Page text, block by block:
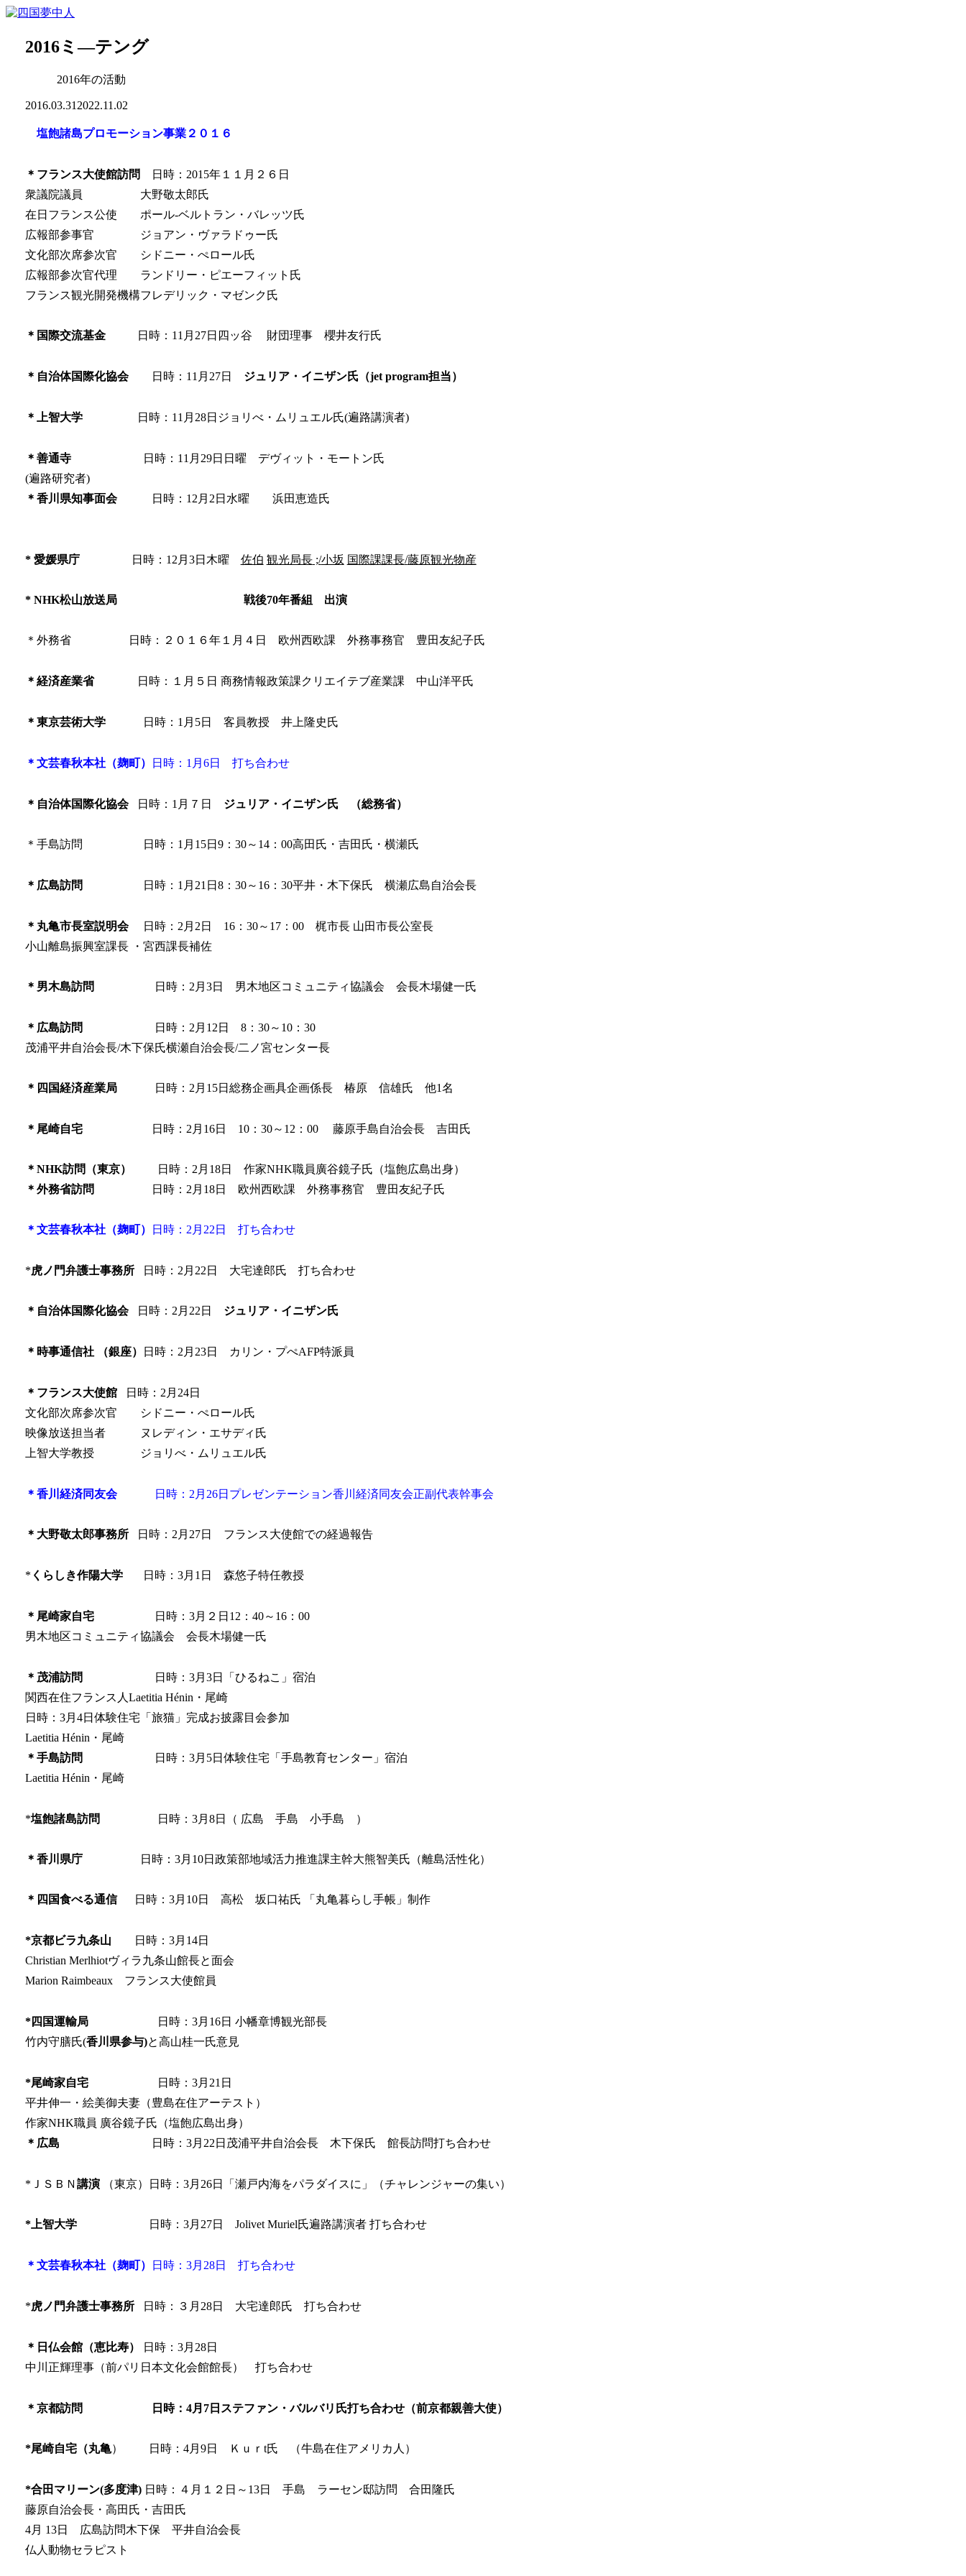
2016ミ―テング
2016年の活動
2016.03.31 2022.11.02
塩飽諸島プロモーション事業２０１６
＊フランス大使館訪問 日時：2015年１１月２６日
衆議院議員 大野敬太郎氏
在日フランス公使 ポール-ベルトラン・バレッツ氏
広報部参事官 ジョアン・ヴァラドゥー氏
文化部次席参次官 シドニー・ぺロール氏
広報部参次官代理 ランドリー・ピエーフィット氏
フランス観光開発機構フレデリック・マゼンク氏
＊国際交流基金 日時：11月27日四ッ谷 財団理事 櫻井友行氏
＊自治体国際化協会 日時：11月27日 ジュリア・イニザン氏（jet program担当）
＊上智大学 日時：11月28日ジョリべ・ムリュエル氏(遍路講演者)
＊善通寺
日時：11月29日日曜 デヴィット・モートン氏
(遍路研究者)
＊香川県知事面会
日時：12月2日水曜 浜田恵造氏
* 愛媛県庁 日時：12月3日木曜 佐伯 観光局長;/小坂 国際課課長/藤原観光物産
* NHK松山放送局 戦後70年番組 出演
＊外務省 日時：２０１６年１月４日 欧州西欧課 外務事務官 豊田友紀子氏
＊経済産業省日時：１月５日 商務情報政策課クリエイテブ産業課 中山洋平氏
＊東京芸術大学日時：1月5日 客員教授 井上隆史氏
＊文芸春秋本社（麹町） 日時：1月6日 打ち合わせ
＊自治体国際化協会 日時：1月７日 ジュリア・イニザン氏 （総務省）
＊手島訪問 日時：1月15日9：30～14：00高田氏・吉田氏・横瀬氏
＊広島訪問 日時：1月21日8：30～16：30平井・木下保氏 横瀬広島自治会長
＊丸亀市長室説明会
日時：2月2日 16：30～17：00 梶市長 山田市長公室長
小山離島振興室課長 ・宮西課長補佐
＊男木島訪問 日時：2月3日 男木地区コミュニティ協議会 会長木場健一氏
＊広島訪問
日時：2月12日 8：30～10：30
茂浦平井自治会長/木下保氏横瀬自治会長/二ノ宮センター長
＊四国経済産業局日時：2月15日総務企画具企画係長 椿原 信雄氏 他1名
＊尾崎自宅 日時：2月16日 10：30～12：00 藤原手島自治会長 吉田氏
＊NHK訪問（東京）
日時：2月18日 作家NHK職員廣谷鏡子氏（塩飽広島出身）
＊外務省訪問
日時：2月18日 欧州西欧課 外務事務官 豊田友紀子氏
＊文芸春秋本社（麹町） 日時：2月22日 打ち合わせ
*虎ノ門弁護士事務所 日時：2月22日 大宅達郎氏 打ち合わせ
＊自治体国際化協会 日時：2月22日 ジュリア・イニザン氏
＊時事通信社 （銀座） 日時：2月23日 カリン・プぺAFP特派員
＊フランス大使館
日時：2月24日
文化部次席参次官 シドニー・ぺロール氏
映像放送担当者 ヌレディン・エサディ氏
上智大学教授 ジョリべ・ムリュエル氏
＊ 香川経済同友会日時：2月26日プレゼンテーション香川経済同友会正副代表幹事会
＊大野敬太郎事務所 日時：2月27日 フランス大使館での経過報告
* くらしき作陽大学 日時：3月1日 森悠子特任教授
＊尾崎家自宅
日時：3月２日12：40～16：00
男木地区コミュニティ協議会 会長木場健一氏
＊茂浦訪問
日時：3月3日「ひるねこ」宿泊
関西在住フランス人Laetitia Hénin・尾崎
日時：3月4日体験住宅「旅猫」完成お披露目会参加
Laetitia Hénin・尾崎
＊手島訪問 日時：3月5日体験住宅「手島教育センター」宿泊
Laetitia Hénin・尾崎
*塩飽諸島訪問 日時：3月8日（ 広島 手島 小手島 ）
＊香川県庁 日時：3月10日政策部地域活力推進課主幹大熊智美氏（離島活性化）
＊四国食べる通信 日時：3月10日 高松 坂口祐氏 「丸亀暮らし手帳」制作
*京都ビラ九条山
日時：3月14日
Christian Merlhiotヴィラ九条山館長と面会
Marion Raimbeaux フランス大使館員
*四国運輸局日時：3月16日 小幡章博観光部長
竹内守膳氏(香川県参与)と高山桂一氏意見
*尾崎家自宅
日時：3月21日
平井伸一・絵美御夫妻（豊島在住アーテスト）
作家NHK職員 廣谷鏡子氏（塩飽広島出身）
＊広島 日時：3月22日茂浦平井自治会長 木下保氏 館長訪問打ち合わせ
*ＪＳＢＮ 講演（東京）日時：3月26日「瀬戸内海をパラダイスに」（チャレンジャーの集い）
*上智大学日時：3月27日 Jolivet Muriel氏遍路講演者 打ち合わせ
＊文芸春秋本社（麹町） 日時：3月28日 打ち合わせ
*虎ノ門弁護士事務所 日時：３月28日 大宅達郎氏 打ち合わせ
＊日仏会館（恵比寿）
日時：3月28日
中川正輝理事（前パリ日本文化会館館長） 打ち合わせ
＊京都訪問 日時：4月7日ステファン・バルバリ氏打ち合わせ（前京都親善大使）
*尾崎自宅（丸亀） 日時：4月9日 Ｋｕｒt氏 （牛島在住アメリカ人）
*合田マリーン(多度津) 日時：４月１２日～13日 手島 ラーセン邸訪問 合田隆氏
藤原自治会長・高田氏・吉田氏
4月 13日 広島訪問木下保 平井自治会長
仏人動物セラピスト